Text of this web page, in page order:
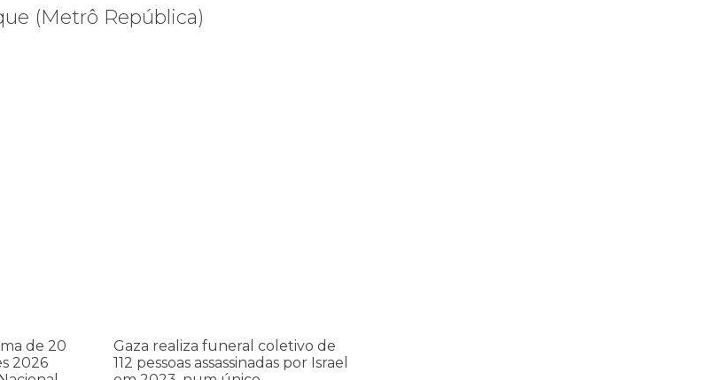
(Metrô República)
de 20
2026
por
Israel
Gaza realiza funeral coletivo de
112 pessoas assassinadas por Israel